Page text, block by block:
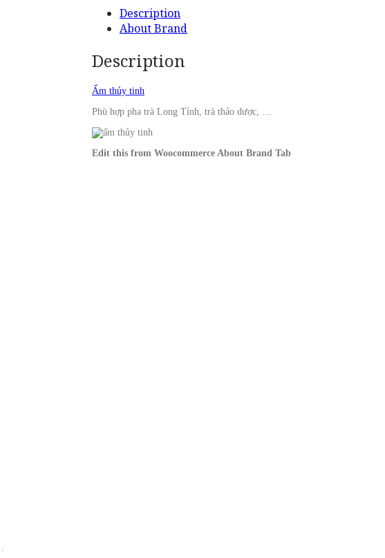
Description
About Brand
Description
Ấm thủy tinh
Phù hợp pha trà Long Tỉnh, trà thảo dược, …
Edit this from Woocommerce About Brand Tab